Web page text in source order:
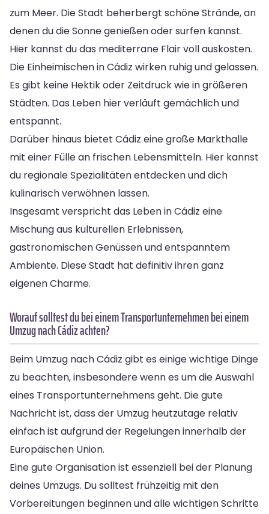
zum Meer. Die Stadt beherbergt schöne Strände, an
denen du die Sonne genießen oder surfen kannst.
Hier kannst du das mediterrane Flair voll auskosten.
Die Einheimischen in Cádiz wirken ruhig und gelassen.
Es gibt keine Hektik oder Zeitdruck wie in größeren
Städten. Das Leben hier verläuft gemächlich und
entspannt.
Darüber hinaus bietet Cádiz eine große Markthalle
mit einer Fülle an frischen Lebensmitteln. Hier kannst
du regionale Spezialitäten entdecken und dich
kulinarisch verwöhnen lassen.
Insgesamt verspricht das Leben in Cádiz eine
Mischung aus kulturellen Erlebnissen,
gastronomischen Genüssen und entspanntem
Ambiente. Diese Stadt hat definitiv ihren ganz
eigenen Charme.
Worauf solltest du bei einem Transportunternehmen bei einem
Umzug nach Cádiz achten?
Beim Umzug nach Cádiz gibt es einige wichtige Dinge
zu beachten, insbesondere wenn es um die Auswahl
eines Transportunternehmens geht. Die gute
Nachricht ist, dass der Umzug heutzutage relativ
einfach ist aufgrund der Regelungen innerhalb der
Europäischen Union.
Eine gute Organisation ist essenziell bei der Planung
deines Umzugs. Du solltest frühzeitig mit den
Vorbereitungen beginnen und alle wichtigen Schritte